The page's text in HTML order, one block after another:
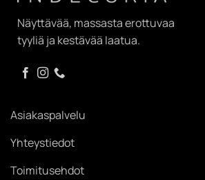
Näyttävää, massasta erottuvaa
tyyliä ja kestävää laatua.
Asiakaspalvelu
Yhteystiedot
Toimitusehdot